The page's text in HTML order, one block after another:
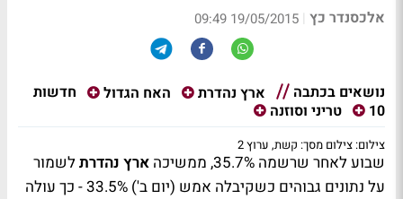
אלכסנדר כץ |
19/05/2015 09:49
נושאים בכתבה ארץ נהדרת האח הגדול
חדשות
10
טריני וסוזנה
צילום: צילום מסך: קשת, ערוץ 2
שבוע לאחר שרשמה 35.7%, ממשיכה ארץ נהדרתלשמור
על נתונים גבוהים כשקיבלה אמש (יום ב') 33.5% - כך עולה